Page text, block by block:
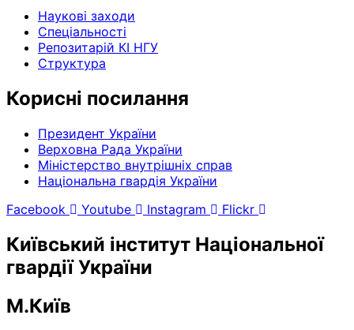
Наукові заходи
Спеціальності
Репозитарій КІ НГУ
Структура
Корисні посилання
Президент України
Верховна Рада України
Міністерство внутрішніх справ
Національна гвардія України
Facebook
Youtube Instagram Flickr
Київський інститут Національної
гвардії України
М.Київ